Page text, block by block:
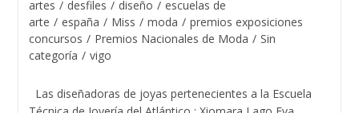
entrada:
entrada:
de
la
entrada:
artes / desfiles / diseño / escuelas de
arte / españa / Miss / moda / premios exposiciones
concursos / Premios Nacionales de Moda / Sin
categoría / vigo
Las diseñadoras de joyas pertenecientes a la Escuela